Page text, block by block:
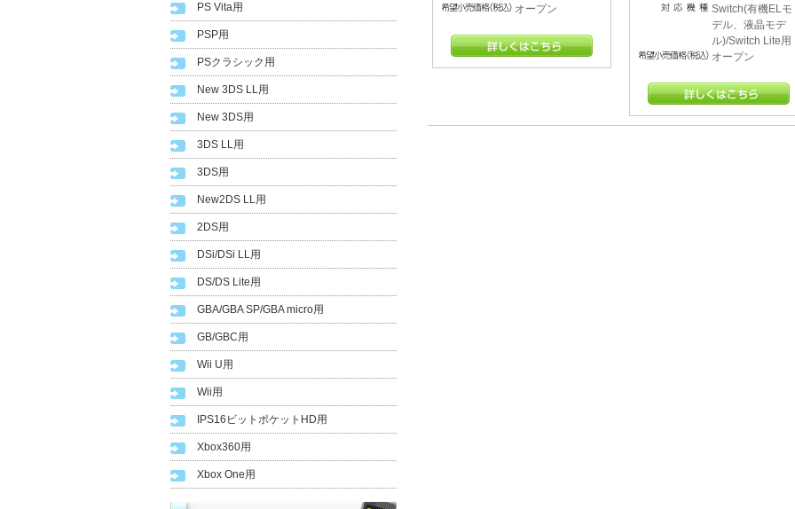
PS Vita用
PSP用
PSクラシック用
New 3DS LL用
New 3DS用
3DS LL用
3DS用
New2DS LL用
2DS用
DSi/DSi LL用
DS/DS Lite用
GBA/GBA SP/GBA micro用
GB/GBC用
Wii U用
Wii用
IPS16ビットポケットHD用
Xbox360用
Xbox One用
オープン
Switch(有機ELモ
デル、液晶モデ
ル)/Switch Lite用
オープン